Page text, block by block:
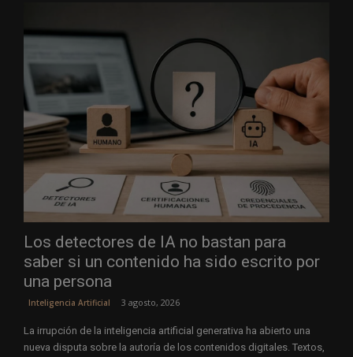
Los detectores de IA no bastan para
saber si un contenido ha sido escrito por
una persona
Inteligencia Artificial 3 agosto, 2026
La irrupción de la inteligencia artificial generativa ha abierto una
nueva disputa sobre la autoría de los contenidos digitales. Textos,